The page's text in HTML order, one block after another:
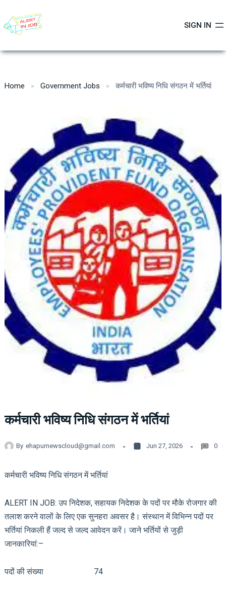
content
SIGN IN
Home Government Jobs कर्मचारी भविष्य निधि संगठन में भर्तियां
कर्मचारी भविष्य निधि संगठन में भर्तियां
By ehapurnewscloud@gmail.com Jun 27, 2026 0
कर्मचारी भविष्य निधि संगठन में भर्तियां
ALERT IN JOB: उप निदेशक, सहायक निदेशक के पदों पर मौके रोजगार की
तलाश करने वालों के लिए एक सुनहरा अवसर है। संस्थान में विभिन्न पदों पर
भर्तियां निकली हैं जल्द से जल्द आवेदन करें। जाने भर्तियों से जुड़ी
जानकारियां:–
पदों की संख्या 74